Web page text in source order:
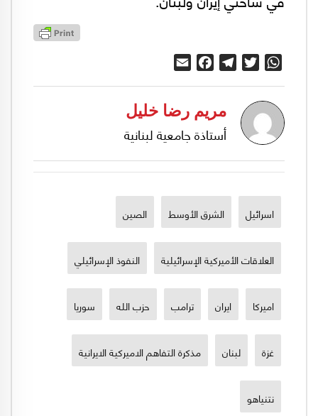
WhatsApp
Twitter
Telegram
Facebook
مريم رضا خليل
أستاذة جامعية لبنانية
اسرائيل الشرق الأوسط الصين
العلاقات الأميركية الإسرائيلية النفوذ الإسرائيلي
اميركا ايران ترامب حزب الله سوريا
غزة لبنان مذكرة التفاهم الاميركية الايرانية
نتنياهو